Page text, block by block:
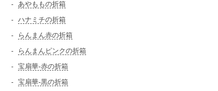
あやももの折箱
ハナミチの折箱
らんまん赤の折箱
らんまんピンクの折箱
宝扇華-赤の折箱
宝扇華-黒の折箱